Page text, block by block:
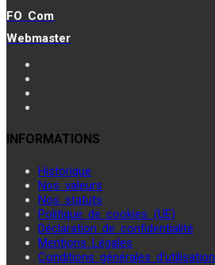
FO Com
Webmaster
INFORMATIONS
Historique
Nos valeurs
Nos statuts
Politique de cookies (UE)
Déclaration de confidentialité
Mentions Légales
Conditions générales d’utilisation